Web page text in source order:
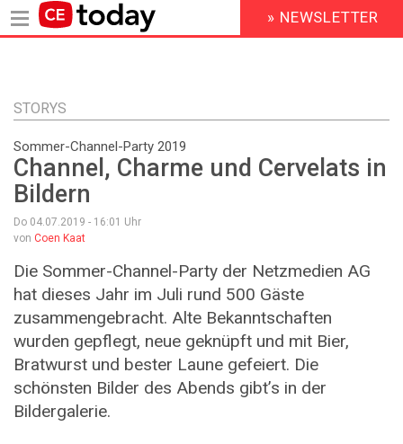
Inhalt
HEADER
MENU
» NEWSLETTER
STORYS
Sommer-Channel-Party 2019
Channel, Charme und Cervelats in
Bildern
Do 04.07.2019 - 16:01 Uhr
von Coen Kaat
Die Sommer-Channel-Party der Netzmedien AG
hat dieses Jahr im Juli rund 500 Gäste
zusammengebracht. Alte Bekanntschaften
wurden gepflegt, neue geknüpft und mit Bier,
Bratwurst und bester Laune gefeiert. Die
schönsten Bilder des Abends gibt’s in der
Bildergalerie.